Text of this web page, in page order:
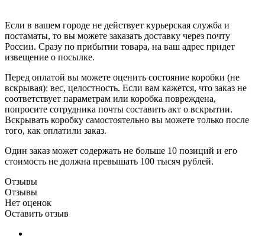
Если в вашем городе не действует курьерская служба и
постаматы, то вы можете заказать доставку через почту
России. Сразу по прибытии товара, на ваш адрес придет
извещение о посылке.
Перед оплатой вы можете оценить состояние коробки (не
вскрывая): вес, целостность. Если вам кажется, что заказ не
соответствует параметрам или коробка повреждена,
попросите сотрудника почты составить акт о вскрытии.
Вскрывать коробку самостоятельно вы можете только после
того, как оплатили заказ.
Один заказ может содержать не больше 10 позиций и его
стоимость не должна превышать 100 тысяч рублей.
Отзывы
Отзывы
Нет оценок
Оставить отзыв